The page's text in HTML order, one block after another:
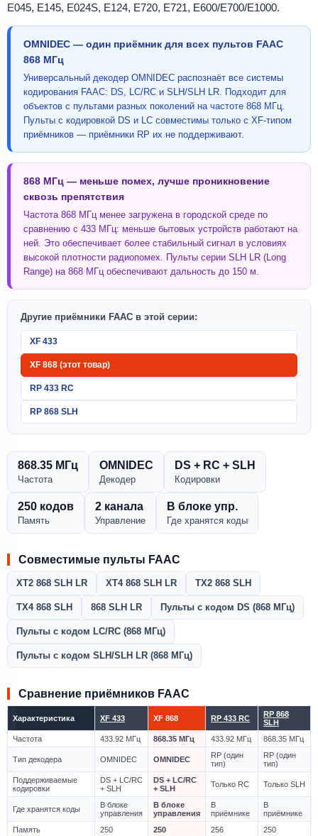
E045, E145, E024S, E124, E720, E721, E600/E700/E1000.
OMNIDEC — один приёмник для всех пультов FAAC
868 МГц
Универсальный декодер OMNIDEC распознаёт все системы
кодирования FAAC: DS, LC/RC и SLH/SLH LR. Подходит для
объектов с пультами разных поколений на частоте 868 МГц.
Пульты с кодировкой DS и LC совместимы только с XF-типом
приёмников — приёмники RP их не поддерживают.
868 МГц — меньше помех, лучше проникновение
сквозь препятствия
Частота 868 МГц менее загружена в городской среде по
сравнению с 433 МГц: меньше бытовых устройств работают на
ней. Это обеспечивает более стабильный сигнал в условиях
высокой плотности радиопомех. Пульты серии SLH LR (Long
Range) на 868 МГц обеспечивают дальность до 150 м.
Другие приёмники FAAC в этой серии:
XF 433
XF 868 (этот товар)
RP 433 RC
RP 868 SLH
868.35 МГц
Частота
OMNIDEC
Декодер
DS + RC + SLH
Кодировки
250 кодов
Память
2 канала
Управление
В блоке упр.
Где хранятся коды
Совместимые пульты FAAC
XT2 868 SLH LR XT4 868 SLH LR TX2 868 SLH
TX4 868 SLH 868 SLH LR Пульты с кодом DS (868 МГц)
Пульты с кодом LC/RC (868 МГц)
Пульты с кодом SLH/SLH LR (868 МГц)
Сравнение приёмников FAAC
Характеристика XF 433 XF 868 RP 433 RC
RP 868
SLH
Частота
433.92 МГц 868.35 МГц 433.92 МГц 868.35 МГц
Тип декодера OMNIDEC OMNIDEC
RP (один
тип)
RP (один
тип)
Поддерживаемые
кодировки
DS + LC/RC
+ SLH
DS + LC/RC
+ SLH
Только RC Только SLH
Где хранятся коды
В блоке
управления
В блоке
управления
В
приёмнике
В
приёмнике
Память
250 250 256 250